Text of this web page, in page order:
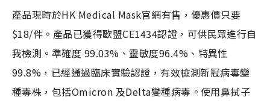
產品現時於HK Medical Mask官網有售，優惠價只要
$18/件。產品已獲得歐盟CE1434認證，可供民眾進行自
我檢測。準確度 99.03%、靈敏度96.4%、特異性
99.8%，已經通過臨床實驗認證，有效檢測新冠病毒變
種毒株，包括Omicron 及Delta變種病毒。使用鼻拭子